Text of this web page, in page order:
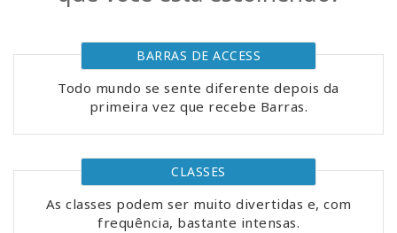
Facilitators
More
Novidades
BARRAS DE ACCESS
Todo mundo se sente diferente depois da
primeira vez que recebe Barras.
CLASSES
As classes podem ser muito divertidas e, com
frequência, bastante intensas.